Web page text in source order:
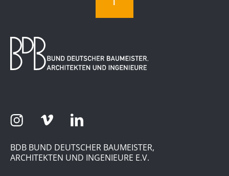
BDB BUND DEUTSCHER BAUMEISTER,
ARCHITEKTEN UND INGENIEURE E.V.